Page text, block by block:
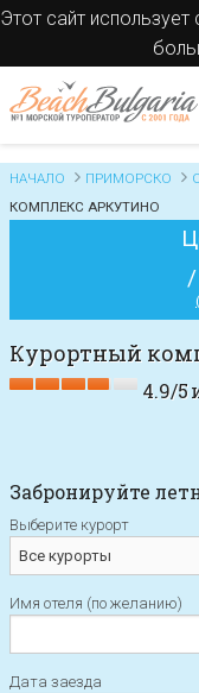
Этот сайт
НАЧАЛО ПРИМОРСКО
КОМПЛЕКС АРКУТИНО
/
Курортный
4.9/5
Забронируйте
Выберите курорт
Имя отеля (по желанию)
Дата заезда